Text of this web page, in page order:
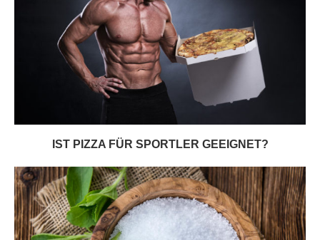
IST PIZZA FÜR SPORTLER GEEIGNET?